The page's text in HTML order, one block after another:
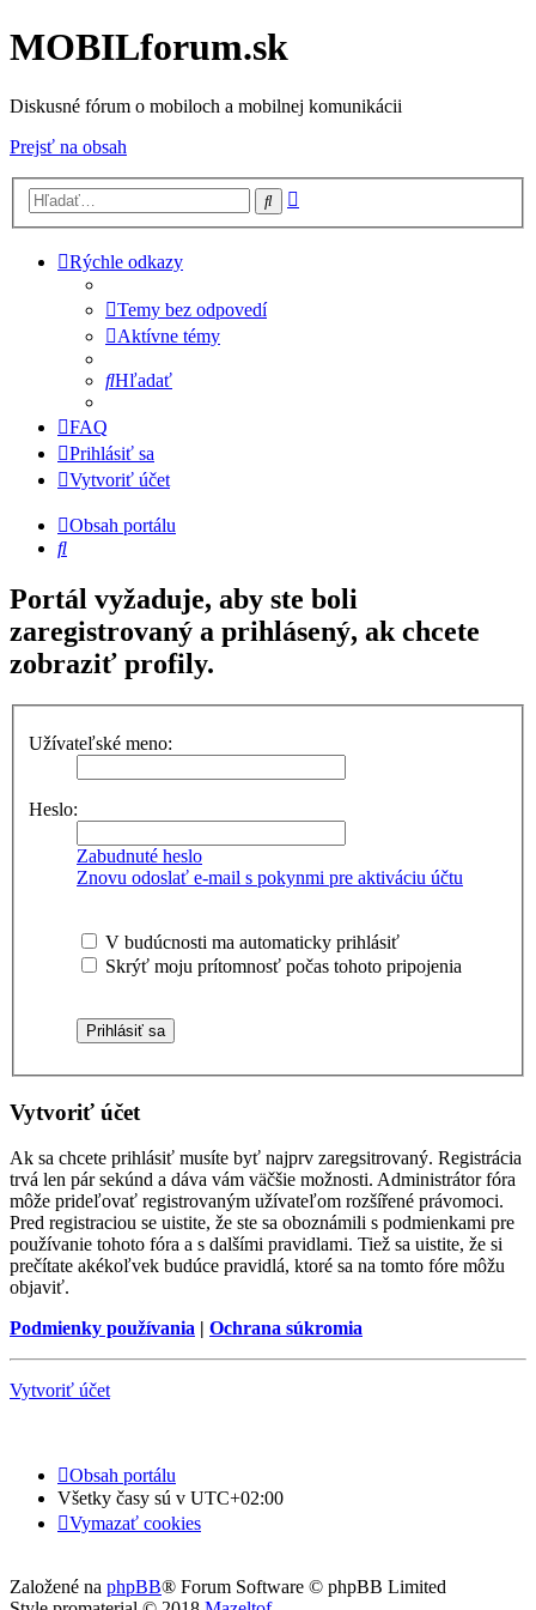
MOBILforum.sk
Diskusné fórum o mobiloch a mobilnej komunikácii
Prejsť na obsah
Hľadať
Rýchle odkazy
Temy bez odpovedí
Aktívne témy
Hľadať
FAQ
Prihlásiť sa
Vytvoriť účet
Obsah portálu
Hľadať
Portál vyžaduje, aby ste boli
zaregistrovaný a prihlásený, ak chcete
zobraziť profily.
Užívateľské meno:
Heslo:
Zabudnuté heslo
Znovu odoslať e-mail s pokynmi pre aktiváciu účtu
V budúcnosti ma automaticky prihlásiť
Skrýť moju prítomnosť počas tohoto pripojenia
Vytvoriť účet
Ak sa chcete prihlásiť musíte byť najprv zaregsitrovaný. Registrácia
trvá len pár sekúnd a dáva vám väčšie možnosti. Administrátor fóra
môže prideľovať registrovaným užívateľom rozšířené právomoci.
Pred registraciou se uistite, že ste sa oboznámili s podmienkami pre
používanie tohoto fóra a s dalšími pravidlami. Tiež sa uistite, že si
prečítate akékoľvek budúce pravidlá, ktoré sa na tomto fóre môžu
objaviť.
Podmienky používania | Ochrana súkromia
Vytvoriť účet
Obsah portálu
Všetky časy sú v UTC+02:00
Vymazať cookies
Založené na phpBB® Forum Software © phpBB Limited